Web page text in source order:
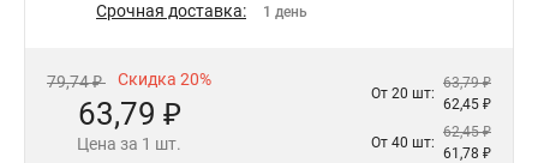
Срочная доставка: 1 день
79,74 ₽ Скидка 20%
63,79 ₽
Цена за 1 шт.
От 20 шт:
63,79 ₽
62,45 ₽
От 40 шт:
62,45 ₽
61,78 ₽